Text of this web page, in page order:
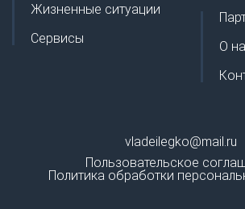
Жизненные ситуации
Сервисы
О
vladeilegko@mail.ru
Пользовательское
Политика обработки